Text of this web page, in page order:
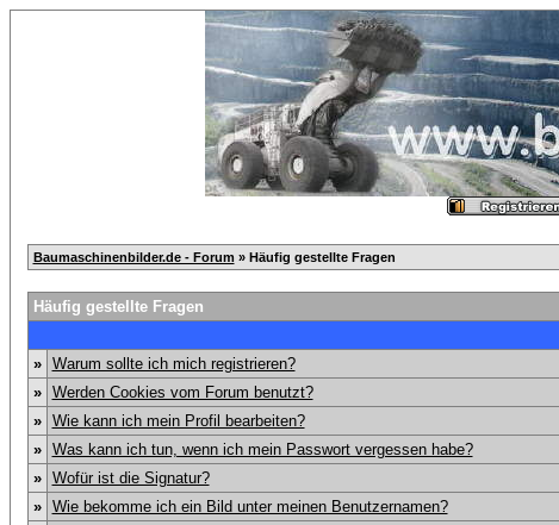
Baumaschinenbilder.de - Forum » Häufig gestellte Fragen
Häufig gestellte Fragen
»
Warum sollte ich mich registrieren?
»
Werden Cookies vom Forum benutzt?
»
Wie kann ich mein Profil bearbeiten?
»
Was kann ich tun, wenn ich mein Passwort vergessen habe?
»
Wofür ist die Signatur?
»
Wie bekomme ich ein Bild unter meinen Benutzernamen?